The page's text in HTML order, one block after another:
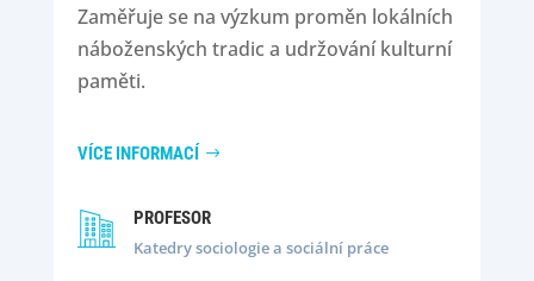
Zaměřuje se na výzkum proměn lokálních
náboženských tradic a udržování kulturní
paměti.
VÍCE INFORMACÍ
PROFESOR
Katedry sociologie a sociální práce